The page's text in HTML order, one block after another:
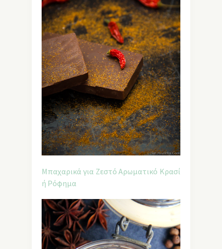
Μπαχαρικά για Ζεστό Αρωματικό Κρασί
ή Ρόφημα